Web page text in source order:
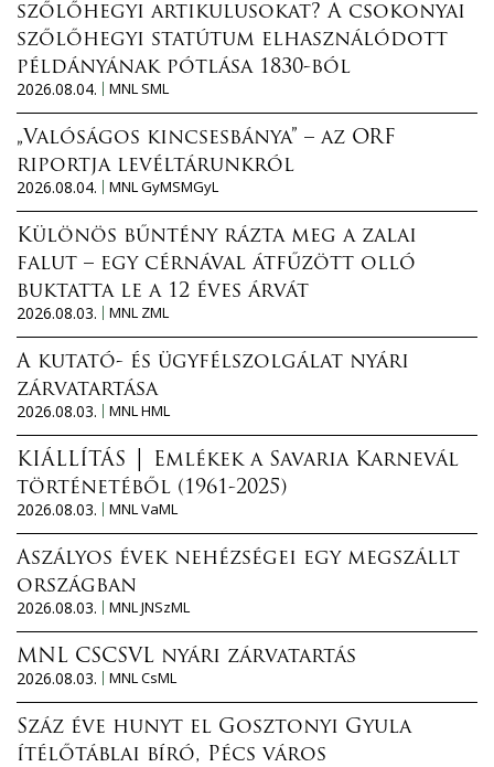
szőlőhegyi artikulusokat? A csokonyai
szőlőhegyi statútum elhasználódott
példányának pótlása 1830-ból
2026.08.04.
MNL SML
„Valóságos kincsesbánya” – az ORF
riportja levéltárunkról
2026.08.04.
MNL GyMSMGyL
Különös bűntény rázta meg a zalai
falut – egy cérnával átfűzött olló
buktatta le a 12 éves árvát
2026.08.03.
MNL ZML
A kutató- és ügyfélszolgálat nyári
zárvatartása
2026.08.03.
MNL HML
KIÁLLÍTÁS │ Emlékek a Savaria Karnevál
történetéből (1961-2025)
2026.08.03.
MNL VaML
Aszályos évek nehézségei egy megszállt
országban
2026.08.03.
MNL JNSzML
MNL CSCSVL nyári zárvatartás
2026.08.03.
MNL CsML
Száz éve hunyt el Gosztonyi Gyula
ítélőtáblai bíró, Pécs város